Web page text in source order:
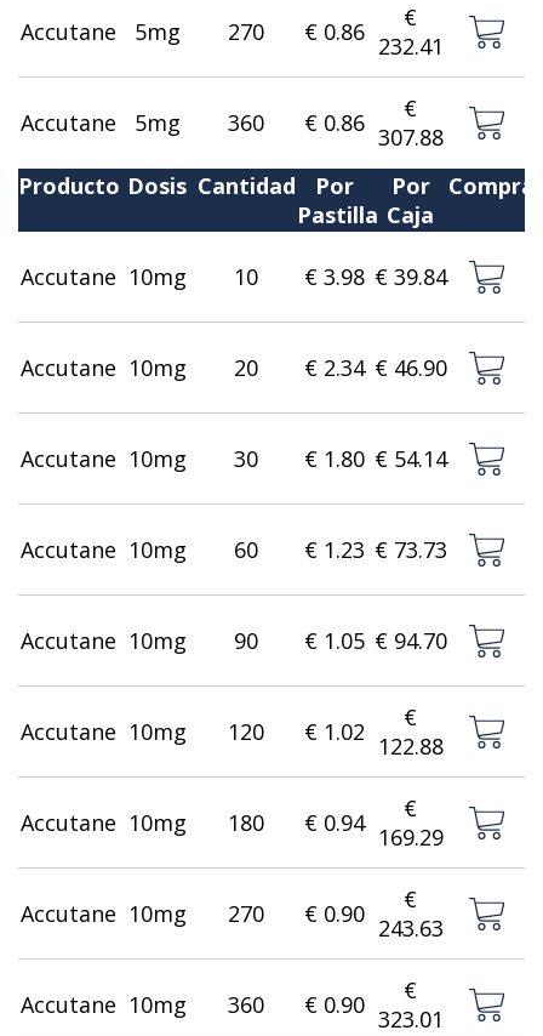
Accutane 5mg 270 € 0.86
€
232.41
Accutane 5mg 360 € 0.86
€
307.88
Producto Dosis Cantidad
Por
Pastilla
Por
Caja
Accutane 10mg 10 € 3.98 € 39.84
Accutane 10mg 20 € 2.34 € 46.90
Accutane 10mg 30 € 1.80 € 54.14
Accutane 10mg 60 € 1.23 € 73.73
Accutane 10mg 90 € 1.05 € 94.70
Accutane 10mg 120 € 1.02
€
122.88
Accutane 10mg 180 € 0.94
€
169.29
Accutane 10mg 270 € 0.90
€
243.63
Accutane 10mg 360 € 0.90
€
323.01